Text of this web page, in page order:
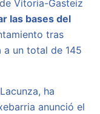
Vitoria-Gasteiz
las bases del
tras
a un total de 145
ha
anunció el